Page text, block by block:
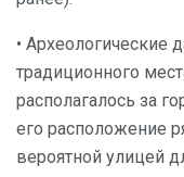
• Археологические
традиционного
располагалось за
его расположение
вероятной улицей